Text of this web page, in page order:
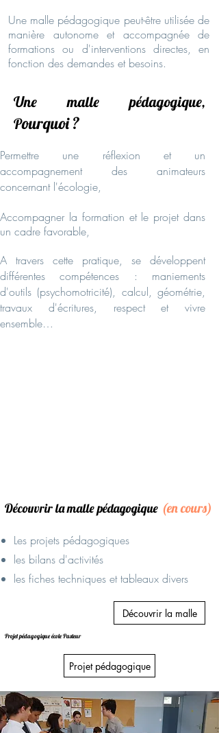
Une malle pédagogique peut-être utilisée de
manière autonome et accompagnée de
formations ou d'interventions directes, en
fonction des demandes et besoins.
Une malle pédagogique,
Pourquoi ?
Permettre une réflexion et un
accompagnement des animateurs
concernant l'écologie,
Accompagner la formation et le projet dans
un cadre favorable,
A travers cette pratique, se développent
différentes compétences : maniements
d'outils (psychomotricité), calcul, géométrie,
travaux d'écritures, respect et vivre
ensemble…
Découvrir la malle pédagogique (en cours)
Les projets pédagogiques
les bilans d'activités
les fiches techniques et tableaux divers
Découvrir la malle
Projet pédagogiqueécole Pasteur
Projet pédagogique